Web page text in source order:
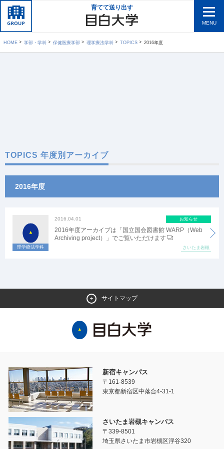
育てて送り出す
MENU
HOME 学部・学科 保健医療学部 理学療法学科 TOPICS 2016年度
TOPICS 年度別アーカイブ
2016年度
2016.04.01 お知らせ
2016年度アーカイブは「国立国会図書館 WARP（Web
Archiving project）」でご覧いただけます
さいたま岩槻
理学療法学科
サイトマップ
新宿キャンパス
〒161-8539
東京都新宿区中落合4-31-1
さいたま岩槻キャンパス
〒339-8501
埼玉県さいたま市岩槻区浮谷320